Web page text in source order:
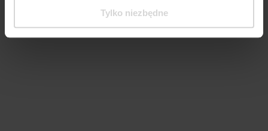
Tylko niezbędne